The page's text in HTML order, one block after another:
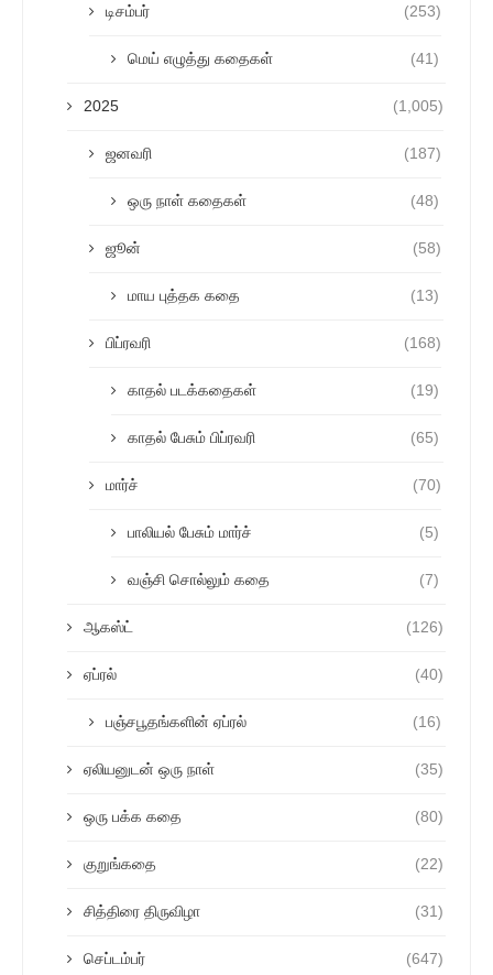
டிசம்பர் (253)
மெய் எழுத்து கதைகள் (41)
2025 (1,005)
ஜனவரி (187)
ஒரு நாள் கதைகள் (48)
ஜூன் (58)
மாய புத்தக கதை (13)
பிப்ரவரி (168)
காதல் படக்கதைகள் (19)
காதல் பேசும் பிப்ரவரி (65)
மார்ச் (70)
பாலியல் பேசும் மார்ச் (5)
வஞ்சி சொல்லும் கதை (7)
ஆகஸ்ட் (126)
ஏப்ரல் (40)
பஞ்சபூதங்களின் ஏப்ரல் (16)
ஏலியனுடன் ஒரு நாள் (35)
ஒரு பக்க கதை (80)
குறுங்கதை (22)
சித்திரை திருவிழா (31)
செப்டம்பர் (647)